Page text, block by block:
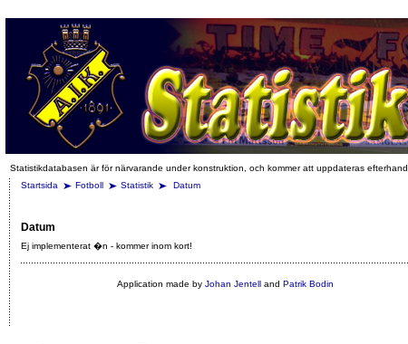
Statistikdatabasen är för närvarande under konstruktion, och kommer att uppdateras efterhand.
Startsida
Fotboll Statistik Datum
Datum
Ej implementerat �n - kommer inom kort!
Application made by Johan Jentelland Patrik Bodin